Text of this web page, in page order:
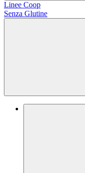
Linee Coop
Senza Glutine